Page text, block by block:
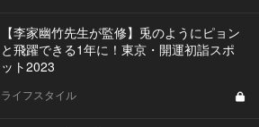
【李家幽竹先生が監修】兎のようにピョン
と飛躍できる1年に！東京・開運初詣スポ
ット2023
ライフスタイル